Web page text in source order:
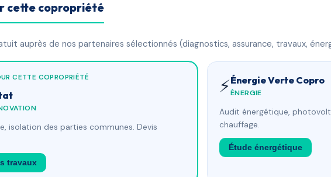
cette copropriété
auprès de nos partenaires sélectionnés (diagnostics, assurance, travaux,
CETTE COPROPRIÉTÉ
isolation des parties communes. Devis
travaux
⚡Énergie Verte Copro
ÉNERGIE
Audit énergétique,
chauffage.
Étude énergétique